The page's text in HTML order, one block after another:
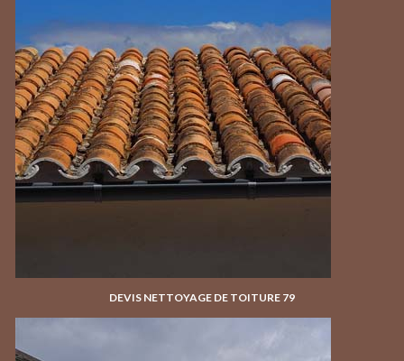
DEVIS NETTOYAGE DE TOITURE 79